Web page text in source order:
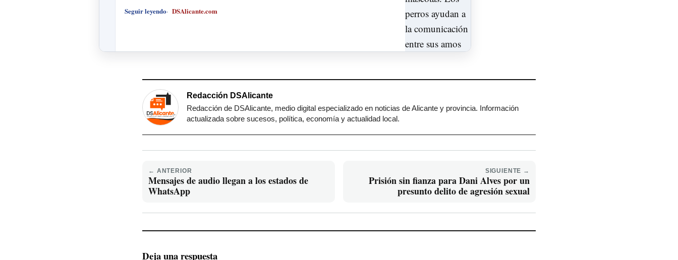
Seguir leyendo DSAlicante.com
Redacción DSAlicante
Redacción de DSAlicante, medio digital especializado en noticias de Alicante y provincia. Información
actualizada sobre sucesos, política, economía y actualidad local.
← ANTERIOR
Mensajes de audio llegan a los estados de
WhatsApp
SIGUIENTE →
Prisión sin fianza para Dani Alves por un
presunto delito de agresión sexual
Deja una respuesta